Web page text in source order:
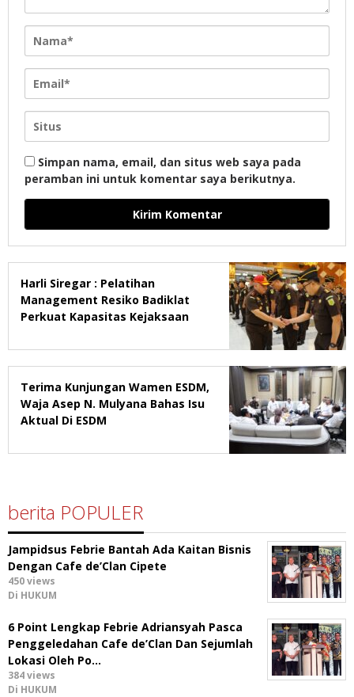
Simpan nama, email, dan situs web saya pada
peramban ini untuk komentar saya berikutnya.
Harli Siregar : Pelatihan
Management Resiko Badiklat
Perkuat Kapasitas Kejaksaan
Terima Kunjungan Wamen ESDM,
Waja Asep N. Mulyana Bahas Isu
Aktual Di ESDM
berita POPULER
Jampidsus Febrie Bantah Ada Kaitan Bisnis
Dengan Cafe de’Clan Cipete
450 views
Di HUKUM
6 Point Lengkap Febrie Adriansyah Pasca
Penggeledahan Cafe de’Clan Dan Sejumlah
Lokasi Oleh Po…
384 views
Di HUKUM